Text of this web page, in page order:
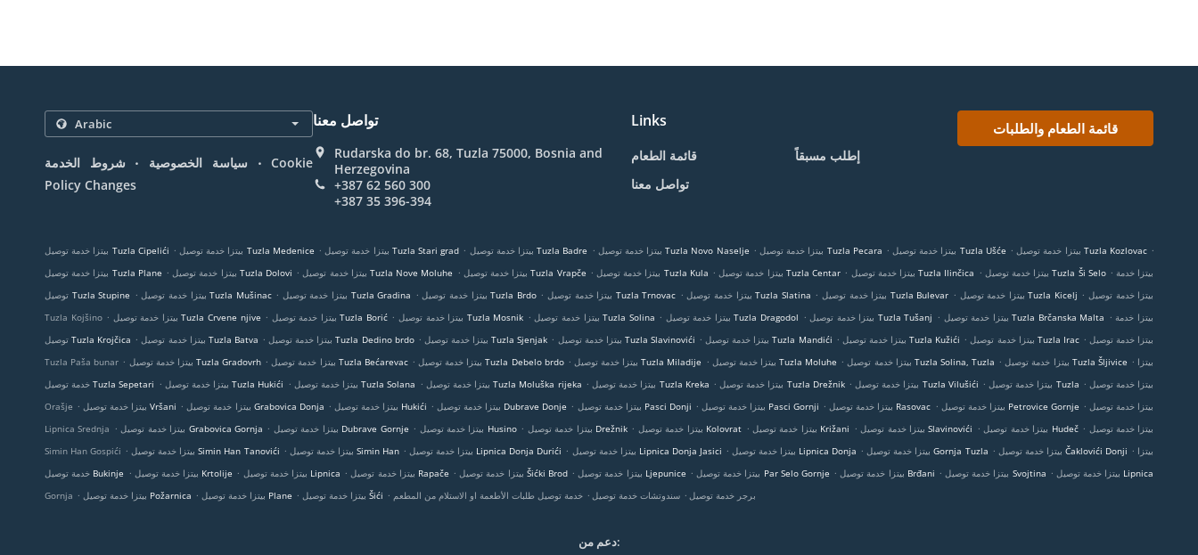
سياسة الخصوصية . شروط الخدمة .
Cookie
Policy Changes
تواصل معنا
Rudarska do br. 68, Tuzla 75000, Bosnia and
Herzegovina
+387 62 560 300
+387 35 396-394
Links
قائمة الطعام
إطلب مسبقاً
تواصل معنا
قائمة الطعام والطلبات
بيتزا خدمة توصيل Tuzla Cipelići . بيتزا خدمة توصيل Tuzla Medenice . بيتزا خدمة توصيل Tuzla Stari grad . بيتزا خدمة توصيل Tuzla Badre . بيتزا خدمة توصيل Tuzla Novo Naselje . بيتزا خدمة توصيل Tuzla Pecara . بيتزا خدمة توصيل Tuzla Ušće . بيتزا خدمة توصيل Tuzla Kozlovac .
بيتزا خدمة توصيل Tuzla Plane . بيتزا خدمة توصيل Tuzla Dolovi . بيتزا خدمة توصيل Tuzla Nove Moluhe . بيتزا خدمة توصيل Tuzla Vrapče . بيتزا خدمة توصيل Tuzla Kula . بيتزا خدمة توصيل Tuzla Centar . بيتزا خدمة توصيل Tuzla Ilinčica . بيتزا خدمة توصيل Tuzla Ši Selo . بيتزا خدمة
توصيل Tuzla Stupine . بيتزا خدمة توصيل Tuzla Mušinac . بيتزا خدمة توصيل Tuzla Gradina . بيتزا خدمة توصيل Tuzla Brdo . بيتزا خدمة توصيل Tuzla Trnovac . بيتزا خدمة توصيل Tuzla Slatina . بيتزا خدمة توصيل Tuzla Bulevar . بيتزا خدمة توصيل Tuzla Kicelj . بيتزا خدمة توصيل
Tuzla Kojšino . بيتزا خدمة توصيل Tuzla Crvene njive . بيتزا خدمة توصيل Tuzla Borić . بيتزا خدمة توصيل Tuzla Mosnik . بيتزا خدمة توصيل Tuzla Solina . بيتزا خدمة توصيل Tuzla Dragodol . بيتزا خدمة توصيل Tuzla Tušanj . بيتزا خدمة توصيل Tuzla Brčanska Malta . بيتزا خدمة
توصيل Tuzla Krojčica . بيتزا خدمة توصيل Tuzla Batva . بيتزا خدمة توصيل Tuzla Dedino brdo . بيتزا خدمة توصيل Tuzla Sjenjak . بيتزا خدمة توصيل Tuzla Slavinovići . بيتزا خدمة توصيل Tuzla Mandići . بيتزا خدمة توصيل Tuzla Kužići . بيتزا خدمة توصيل Tuzla Irac . بيتزا خدمة توصيل
Tuzla Paša bunar . بيتزا خدمة توصيل Tuzla Gradovrh . بيتزا خدمة توصيل Tuzla Bećarevac . بيتزا خدمة توصيل Tuzla Debelo brdo . بيتزا خدمة توصيل Tuzla Miladije . بيتزا خدمة توصيل Tuzla Moluhe . بيتزا خدمة توصيل Tuzla Solina, Tuzla . بيتزا خدمة توصيل Tuzla Šljivice . بيتزا
خدمة توصيل Tuzla Sepetari . بيتزا خدمة توصيل Tuzla Hukići . بيتزا خدمة توصيل Tuzla Solana . بيتزا خدمة توصيل Tuzla Moluška rijeka . بيتزا خدمة توصيل Tuzla Kreka . بيتزا خدمة توصيل Tuzla Drežnik . بيتزا خدمة توصيل Tuzla Vilušići . بيتزا خدمة توصيل Tuzla . بيتزا خدمة توصيل
Orašje . بيتزا خدمة توصيل Vršani . بيتزا خدمة توصيل Grabovica Donja . بيتزا خدمة توصيل Hukići . بيتزا خدمة توصيل Dubrave Donje . بيتزا خدمة توصيل Pasci Donji . بيتزا خدمة توصيل Pasci Gornji . بيتزا خدمة توصيل Rasovac . بيتزا خدمة توصيل Petrovice Gornje . بيتزا خدمة توصيل
Lipnica Srednja . بيتزا خدمة توصيل Grabovica Gornja . بيتزا خدمة توصيل Dubrave Gornje . بيتزا خدمة توصيل Husino . بيتزا خدمة توصيل Drežnik . بيتزا خدمة توصيل Kolovrat . بيتزا خدمة توصيل Križani . بيتزا خدمة توصيل Slavinovići . بيتزا خدمة توصيل Hudeč . بيتزا خدمة توصيل
Simin Han Gospići . بيتزا خدمة توصيل Simin Han Tanovići . بيتزا خدمة توصيل Simin Han . بيتزا خدمة توصيل Lipnica Donja Durići . بيتزا خدمة توصيل Lipnica Donja Jasici . بيتزا خدمة توصيل Lipnica Donja . بيتزا خدمة توصيل Gornja Tuzla . بيتزا خدمة توصيل Čaklovići Donji . بيتزا
خدمة توصيل Bukinje . بيتزا خدمة توصيل Krtolije . بيتزا خدمة توصيل Lipnica . بيتزا خدمة توصيل Rapače . بيتزا خدمة توصيل Šićki Brod . بيتزا خدمة توصيل Ljepunice . بيتزا خدمة توصيل Par Selo Gornje . بيتزا خدمة توصيل Brđani . بيتزا خدمة توصيل Svojtina . بيتزا خدمة توصيل Lipnica
Gornja . بيتزا خدمة توصيل Požarnica . بيتزا خدمة توصيل Plane . بيتزا خدمة توصيل Šići . برجر خدمة توصيل . سندوتشات خدمة توصيل . خدمة توصيل طلبات الأطعمة او الاستلام من المطعم
دعم من: